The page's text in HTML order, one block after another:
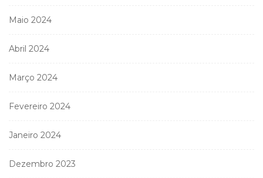
Maio 2024
Abril 2024
Março 2024
Fevereiro 2024
Janeiro 2024
Dezembro 2023